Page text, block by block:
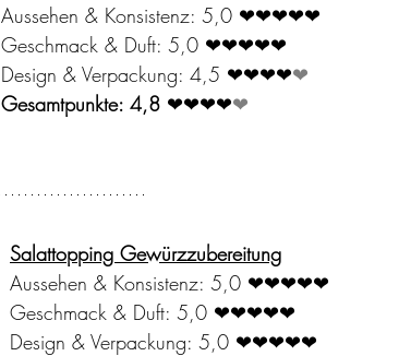
Aussehen & Konsistenz: 5,0 ❤❤❤❤❤
Geschmack & Duft: 5,0 ❤❤❤❤❤
Design & Verpackung: 4,5 ❤❤❤❤❤
Gesamtpunkte: 4,8 ❤❤❤❤❤
Salattopping Gewürzzubereitung
Aussehen & Konsistenz: 5,0 ❤❤❤❤❤
Geschmack & Duft: 5,0 ❤❤❤❤❤
Design & Verpackung: 5,0 ❤❤❤❤❤